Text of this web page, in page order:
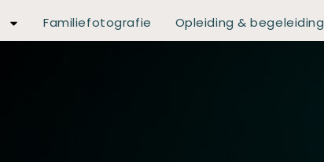
Familiefotografie Opleiding & begeleiding